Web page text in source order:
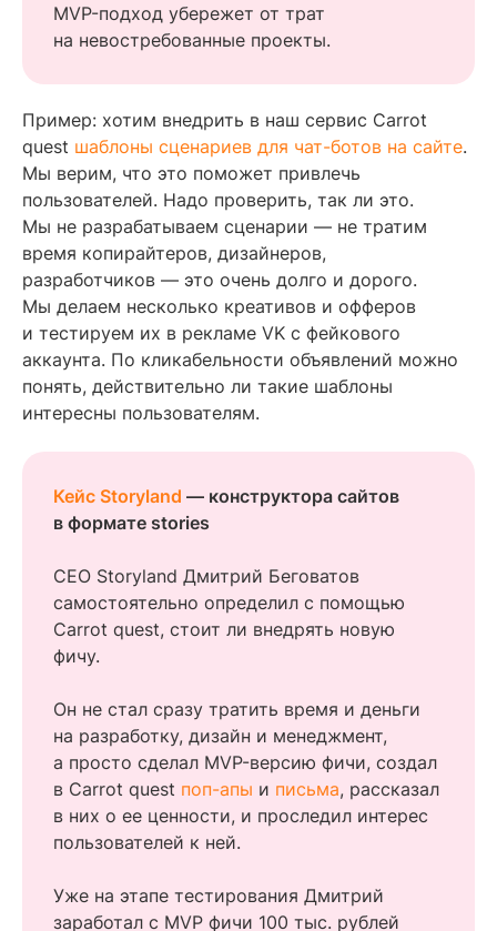
MVP-подход убережет от трат
на невостребованные проекты.
Пример: хотим внедрить в наш сервис Carrot
quest шаблоны сценариев для чат-ботов на сайте.
Мы верим, что это поможет привлечь
пользователей. Надо проверить, так ли это.
Мы не разрабатываем сценарии — не тратим
время копирайтеров, дизайнеров,
разработчиков — это очень долго и дорого.
Мы делаем несколько креативов и офферов
и тестируем их в рекламе VK с фейкового
аккаунта. По кликабельности объявлений можно
понять, действительно ли такие шаблоны
интересны пользователям.
Кейс Storyland — конструктора сайтов
в формате stories
CEO Storyland Дмитрий Беговатов
самостоятельно определил с помощью
Carrot quest, стоит ли внедрять новую
фичу.
Он не стал сразу тратить время и деньги
на разработку, дизайн и менеджмент,
а просто сделал MVP-версию фичи, создал
в Carrot quest поп-апы и письма, рассказал
в них о ее ценности, и проследил интерес
пользователей к ней.
Уже на этапе тестирования Дмитрий
заработал с MVP фичи 100 тыс. рублей